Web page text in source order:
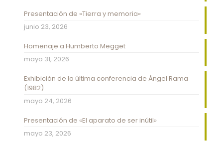
Presentación de «Tierra y memoria»
junio 23, 2026
Homenaje a Humberto Megget
mayo 31, 2026
Exhibición de la última conferencia de Ángel Rama
(1982)
mayo 24, 2026
Presentación de «El aparato de ser inútil»
mayo 23, 2026